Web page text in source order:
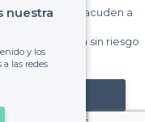
visitantes que acuden a
cantidad fija sin riesgo
nuestra
y los
las redes